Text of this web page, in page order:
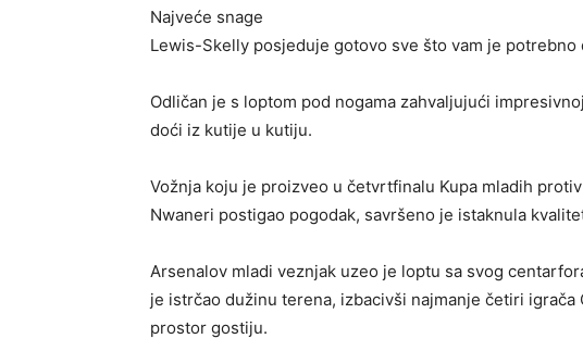
Najveće snage
Lewis-Skelly posjeduje gotovo sve što vam je
Odličan je s loptom pod nogama zahvaljujući
doći iz kutije u kutiju.
Vožnja koju je proizveo u četvrtfinalu Kupa mladih
Nwaneri postigao pogodak, savršeno je istaknula
Arsenalov mladi veznjak uzeo je loptu sa svog
je istrčao dužinu terena, izbacivši najmanje četiri
prostor gostiju.